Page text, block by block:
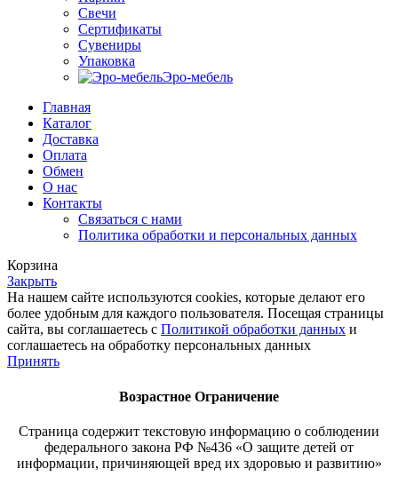
Свечи
Сертификаты
Сувениры
Упаковка
Эро-мебель
Главная
Каталог
Доставка
Оплата
Обмен
О нас
Контакты
Связаться с нами
Политика обработки и персональных данных
Корзина
Закрыть
На нашем сайте используются cookies, которые делают его
более удобным для каждого пользователя. Посещая страницы
сайта, вы соглашаетесь с Политикой обработки данных и
соглашаетесь на обработку персональных данных
Принять
Возрастное Ограничение
Страница содержит текстовую информацию о соблюдении
федерального закона РФ №436 «О защите детей от
информации, причиняющей вред их здоровью и развитию»